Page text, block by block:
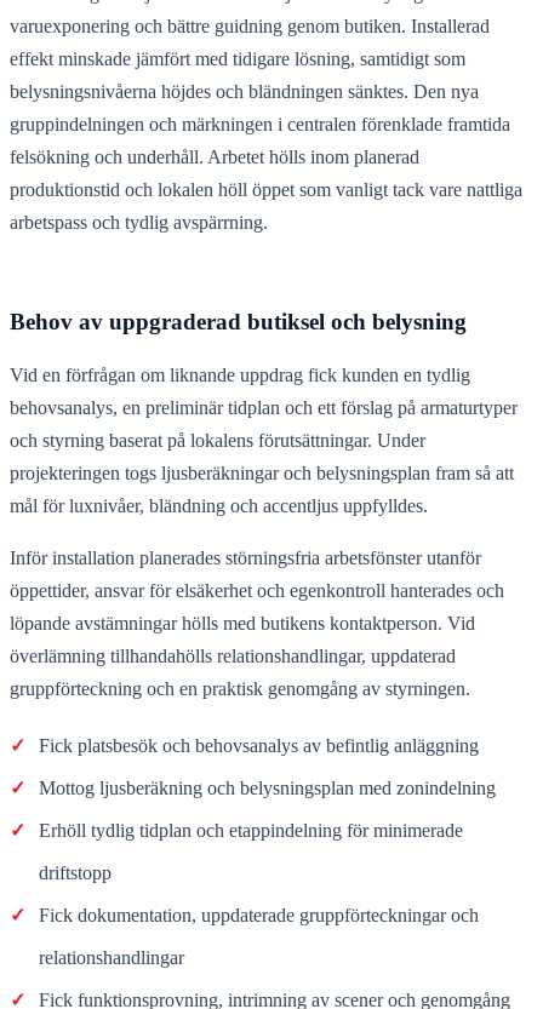
varuexponering och bättre guidning genom butiken. Installerad
effekt minskade jämfört med tidigare lösning, samtidigt som
belysningsnivåerna höjdes och bländningen sänktes. Den nya
gruppindelningen och märkningen i centralen förenklade framtida
felsökning och underhåll. Arbetet hölls inom planerad
produktionstid och lokalen höll öppet som vanligt tack vare nattliga
arbetspass och tydlig avspärrning.
Behov av uppgraderad butiksel och belysning
Vid en förfrågan om liknande uppdrag fick kunden en tydlig
behovsanalys, en preliminär tidplan och ett förslag på armaturtyper
och styrning baserat på lokalens förutsättningar. Under
projekteringen togs ljusberäkningar och belysningsplan fram så att
mål för luxnivåer, bländning och accentljus uppfylldes.
Inför installation planerades störningsfria arbetsfönster utanför
öppettider, ansvar för elsäkerhet och egenkontroll hanterades och
löpande avstämningar hölls med butikens kontaktperson. Vid
överlämning tillhandahölls relationshandlingar, uppdaterad
gruppförteckning och en praktisk genomgång av styrningen.
✓ Fick platsbesök och behovsanalys av befintlig anläggning
✓ Mottog ljusberäkning och belysningsplan med zonindelning
✓ Erhöll tydlig tidplan och etappindelning för minimerade
driftstopp
✓ Fick dokumentation, uppdaterade gruppförteckningar och
relationshandlingar
✓ Fick funktionsprovning, intrimning av scener och genomgång